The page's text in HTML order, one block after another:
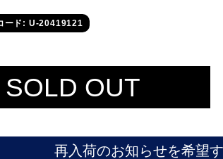
ード: U-20419121
SOLD OUT
再入荷のお知らせを希望